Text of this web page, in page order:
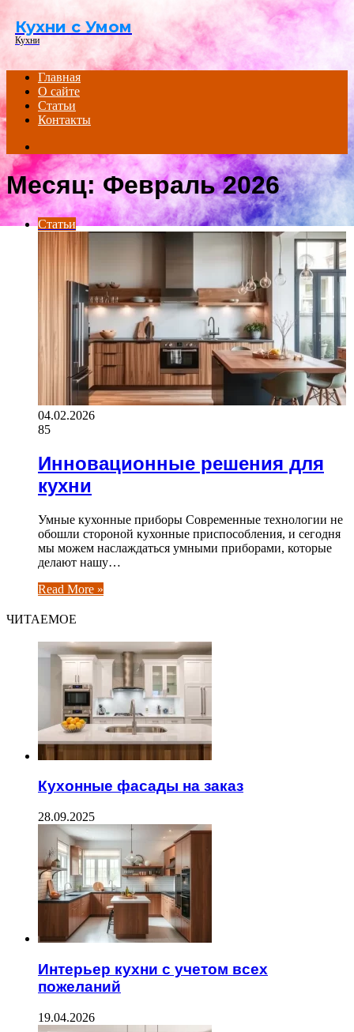
Кухни с Умом
Кухни
Главная
О сайте
Статьи
Контакты
for
Месяц:Февраль 2026
Статьи
04.02.2026
85
Инновационные решения для
кухни
Умные кухонные приборы Современные технологии не
обошли стороной кухонные приспособления, и сегодня
мы можем наслаждаться умными приборами, которые
делают нашу…
Read More »
ЧИТАЕМОЕ
Кухонные фасады на заказ
28.09.2025
Интерьер кухни с учетом всех
пожеланий
19.04.2026